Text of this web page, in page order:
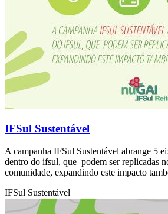
IFSul Sustentável
A campanha IFSul Sustentável abrange 5
dentro do ifsul, que podem ser replicadas
comunidade, expandindo este impacto
IFSul Sustentável